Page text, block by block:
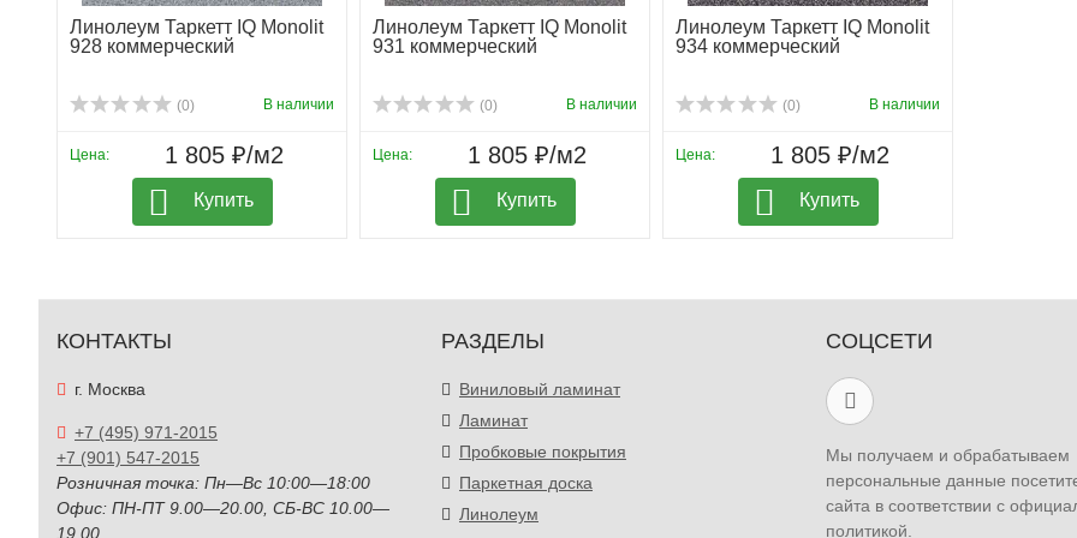
Линолеум Таркетт IQ Monolit
928 коммерческий
(0) В наличии
Цена: 1 805 ₽/м2
Купить
Линолеум Таркетт IQ Monolit
931 коммерческий
(0) В наличии
Цена: 1 805 ₽/м2
Купить
Линолеум Таркетт IQ Monolit
934 коммерческий
(0) В наличии
Цена: 1 805 ₽/м2
Купить
КОНТАКТЫ
г. Москва
+7 (495) 971-2015
+7 (901) 547-2015
Розничная точка: Пн—Вс 10:00—18:00
Офис: ПН-ПТ 9.00—20.00, СБ-ВС 10.00—
19.00
РАЗДЕЛЫ
Виниловый ламинат
Ламинат
Пробковые покрытия
Паркетная доска
Линолеум
СОЦСЕТИ
Мы получаем и обрабатываем
персональные данные
сайта в соответствии с
политикой.